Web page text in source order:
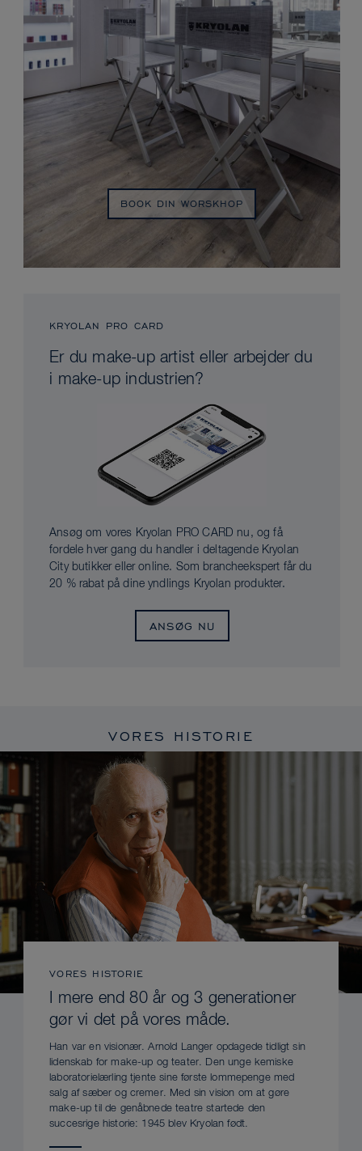
BOOK DIN WORSKHOP
KRYOLAN PRO CARD
Er du make-up artist eller arbejder du
i make-up industrien?
Ansøg om vores Kryolan PRO CARD nu, og få
fordele hver gang du handler i deltagende Kryolan
City butikker eller online. Som brancheekspert får du
20 % rabat på dine yndlings Kryolan produkter.
ANSØG NU
VORES HISTORIE
VORES HISTORIE
I mere end 80 år og 3 generationer
gør vi det på vores måde.
Han var en visionær. Arnold Langer opdagede tidligt sin
lidenskab for make-up og teater. Den unge kemiske
laboratorielærling tjente sine første lommepenge med
salg af sæber og cremer. Med sin vision om at gøre
make-up til de genåbnede teatre startede den
succesrige historie: 1945 blev Kryolan født.